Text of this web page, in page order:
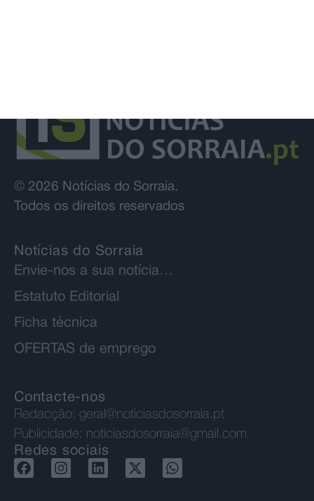
© 2026 Notícias do Sorraia.
Todos os direitos reservados
Notícias do Sorraia
Envie-nos a sua notícia…
Estatuto Editorial
Ficha técnica
OFERTAS de emprego
Contacte-nos
Redacção: geral@noticiasdosorraia.pt
Publicidade: noticiasdosorraia@gmail.com
Redes sociais